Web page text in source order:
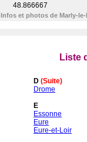
48.866667
Infos et photos de Marly-
Liste
D (Suite)
Drome
E
Essonne
Eure
Eure-et-Loir